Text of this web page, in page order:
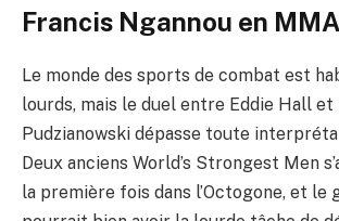
Francis Ngannou en MMA
Le monde des sports de combat est
lourds, mais le duel entre Eddie Hall et
Pudzianowski dépasse toute
Deux anciens World’s Strongest Men
la première fois dans l’Octogone, et le